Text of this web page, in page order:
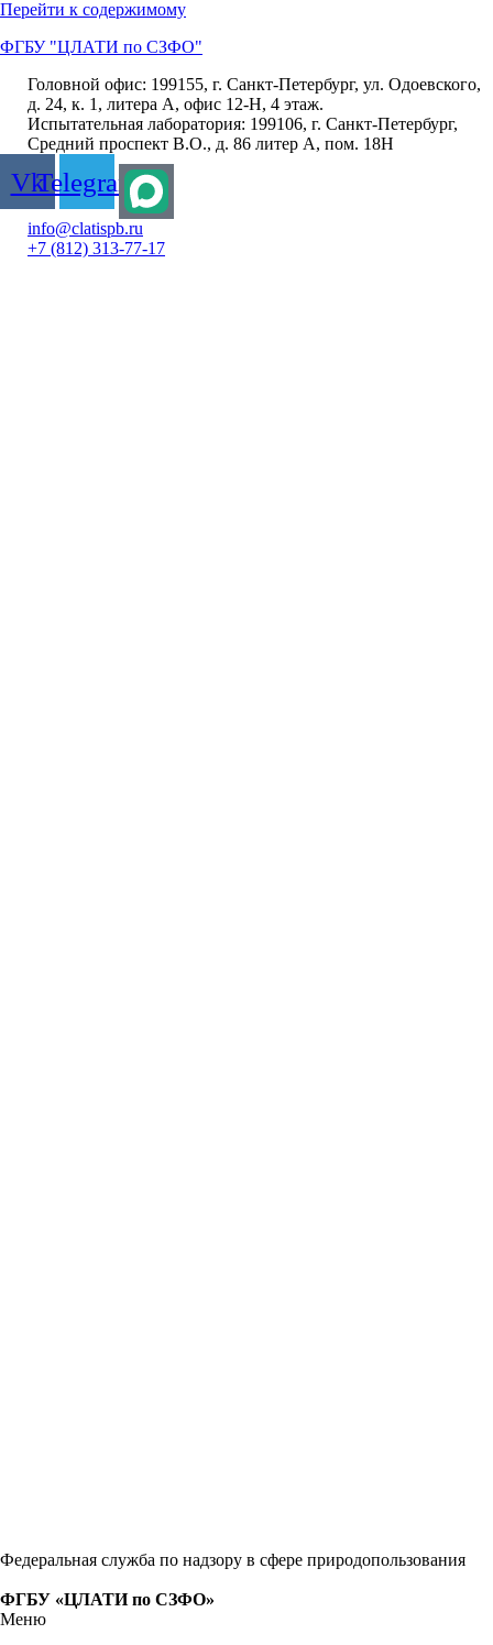
Перейти к содержимому
ФГБУ "ЦЛАТИ по СЗФО"
Головной офис: 199155, г. Санкт-Петербург, ул. Одоевского,
д. 24, к. 1, литера А, офис 12-Н, 4 этаж.
Испытательная лаборатория: 199106, г. Санкт-Петербург,
Средний проспект В.О., д. 86 литер А, пом. 18Н
VkTelegram
info@clatispb.ru
+7 (812) 313-77-17
Федеральная служба по надзору в сфере природопользования
ФГБУ «ЦЛАТИ по СЗФО»
Меню